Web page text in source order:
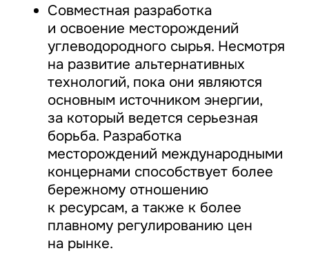
Совместная разработка
и освоение месторождений
углеводородного сырья. Несмотря
на развитие альтернативных
технологий, пока они являются
основным источником энергии,
за который ведется серьезная
борьба. Разработка
месторождений международными
концернами способствует более
бережному отношению
к ресурсам, а также к более
плавному регулированию цен
на рынке.